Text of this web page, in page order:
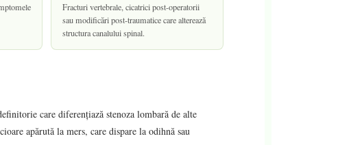
Fracturi vertebrale, cicatrici post-operatorii
sau modificări post-traumatice care alterează
structura canalului spinal.
care diferențiază stenoza lombară de alte
apărută la mers, care dispare la odihnă sau